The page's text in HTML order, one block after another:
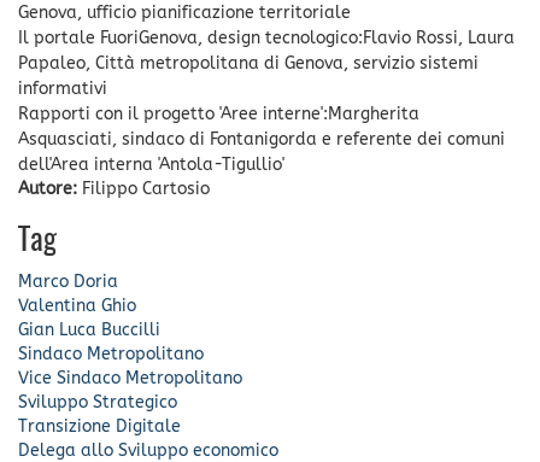
Genova, ufficio pianificazione territoriale
Il portale FuoriGenova, design tecnologico:Flavio Rossi, Laura
Papaleo, Città metropolitana di Genova, servizio sistemi
informativi
Rapporti con il progetto 'Aree interne':Margherita
Asquasciati, sindaco di Fontanigorda e referente dei comuni
dell'Area interna 'Antola-Tigullio'
Autore: Filippo Cartosio
Tag
Marco Doria
Valentina Ghio
Gian Luca Buccilli
Sindaco Metropolitano
Vice Sindaco Metropolitano
Sviluppo Strategico
Transizione Digitale
Delega allo Sviluppo economico